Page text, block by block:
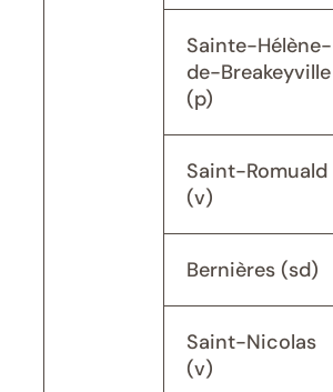
Sainte-Hélène-
de-Breakeyville
(p)
Saint-Romuald
(v)
Bernières (sd)
Saint-Nicolas
(v)